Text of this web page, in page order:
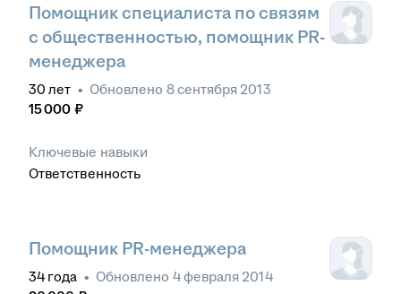
Помощник специалиста по связям
с общественностью, помощник PR-
менеджера
30 лет • Обновлено 8 сентября 2013
15 000 ₽
Ключевые навыки
Ответственность
Помощник PR-менеджера
34 года • Обновлено 4 февраля 2014